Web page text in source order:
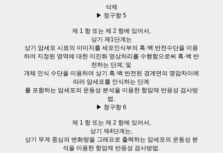
삭제
▶ 청구항 5
제 1 항 또는 제 2 항에 있어서,
상기 제1단계는
상기 암세포 시료의 이미지를 세포인식부의 흑·백 반전수단을 이용
하여 지정된 영역에 대한 이진화 영상처리를 수행함으로써 흑·백 반
전하는 단계; 및
개체 인식 수단을 이용하여 상기 흑·백 반전된 경계면의 명암차이에
따라 암세포를 인식하는 단계
를 포함하는 암세포의 운동성 분석을 이용한 항암제 반응성 검사방
법.
▶ 청구항 6
제 1 항 또는 제 2 항에 있어서,
상기 제4단계는,
상기 무게 중심의 변화량을 그래프로 출력하는 암세포의 운동성 분
석을 이용한 항암제 반응성 검사방법.